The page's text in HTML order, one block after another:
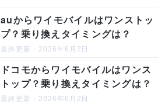
auからワイモバイルはワンストッ
プ？乗り換えタイミングは？
最終更新：2026年6月2日
ドコモからワイモバイルはワンス
トップ？乗り換えタイミングは？
最終更新：2026年6月2日